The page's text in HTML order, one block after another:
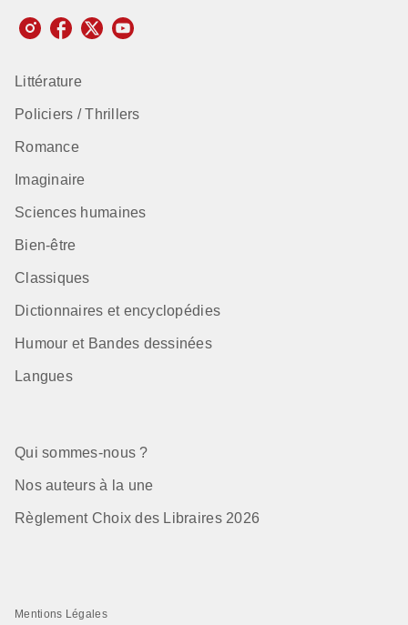
Littérature
Policiers / Thrillers
Romance
Imaginaire
Sciences humaines
Bien-être
Classiques
Dictionnaires et encyclopédies
Humour et Bandes dessinées
Langues
Qui sommes-nous ?
Nos auteurs à la une
Règlement Choix des Libraires 2026
Mentions Légales